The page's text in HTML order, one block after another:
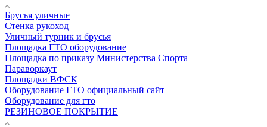
Брусья уличные
Стенка рукоход
Уличный турник и брусья
Площадка ГТО оборудование
Площадка по приказу Министерства Спорта
Параворкаут
Площадки ВФСК
Оборудование ГТО официальный сайт
Оборудование для гто
РЕЗИНОВОЕ ПОКРЫТИЕ